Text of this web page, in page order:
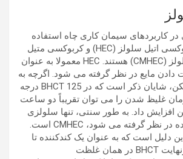
در کاربردهای سیمان کاری چاه استفاده
می شود. آنها هیدروکسی اتیل سلولز (HEC) و کربوکسی متیل
هیدروکسی اتیل سلولز (CMHEC) هستند. HEC معمولا به عنوان
دادن مایع در نظر گرفته می شود. اگرچه به
عنوان یک گزینه ممکن، شایان ذکر است که در BHCT 125 درجه
زمان غلیظ شدن را می توان تقریباً دو ساعت
افزایش داد. به طور سنتی، تنها سلولزی
که به عنوان کندکننده در نظر گرفته می شود، CMHEC است.
دلیل است که به عنوان یک کندکننده تا
حدود 230 درجه فارنهایت BHCT در همان غلظت